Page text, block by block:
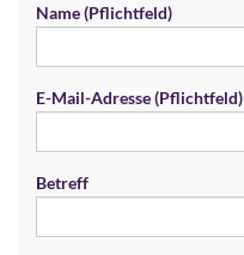
Name (Pflichtfeld)
E-Mail-Adresse (Pflichtfeld)
Betreff